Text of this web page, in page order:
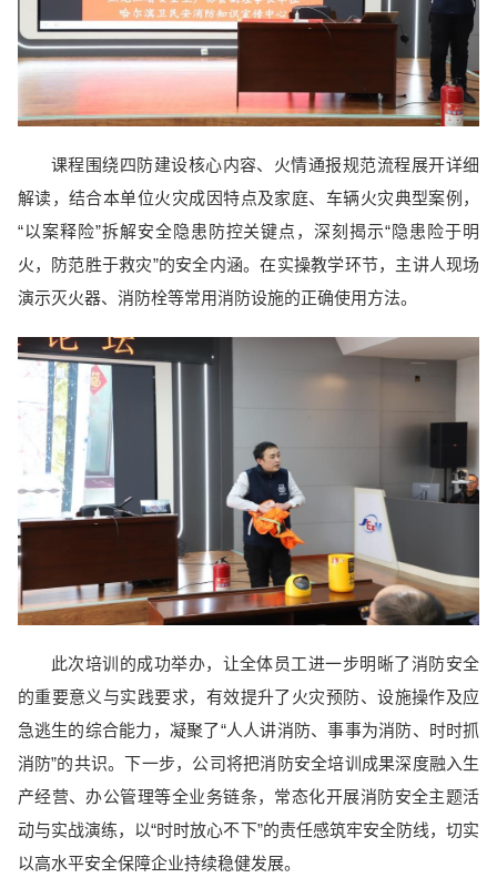
课程围绕四防建设核心内容、火情通报规范流程展开详细
解读，结合本单位火灾成因特点及家庭、车辆火灾典型案例，
“以案释险”拆解安全隐患防控关键点，深刻揭示“隐患险于明
火，防范胜于救灾”的安全内涵。在实操教学环节，主讲人现场
演示灭火器、消防栓等常用消防设施的正确使用方法。
此次培训的成功举办，让全体员工进一步明晰了消防安全
的重要意义与实践要求，有效提升了火灾预防、设施操作及应
急逃生的综合能力，凝聚了“人人讲消防、事事为消防、时时抓
消防”的共识。下一步，公司将把消防安全培训成果深度融入生
产经营、办公管理等全业务链条，常态化开展消防安全主题活
动与实战演练，以“时时放心不下”的责任感筑牢安全防线，切实
以高水平安全保障企业持续稳健发展。